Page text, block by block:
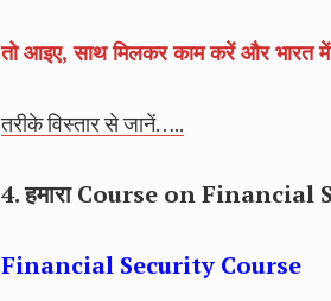
तो आइए, साथ मिलकर काम करें और भारत
तरीके विस्तार से जानें…..
4. हमारा Course on Financial
Financial Security Course